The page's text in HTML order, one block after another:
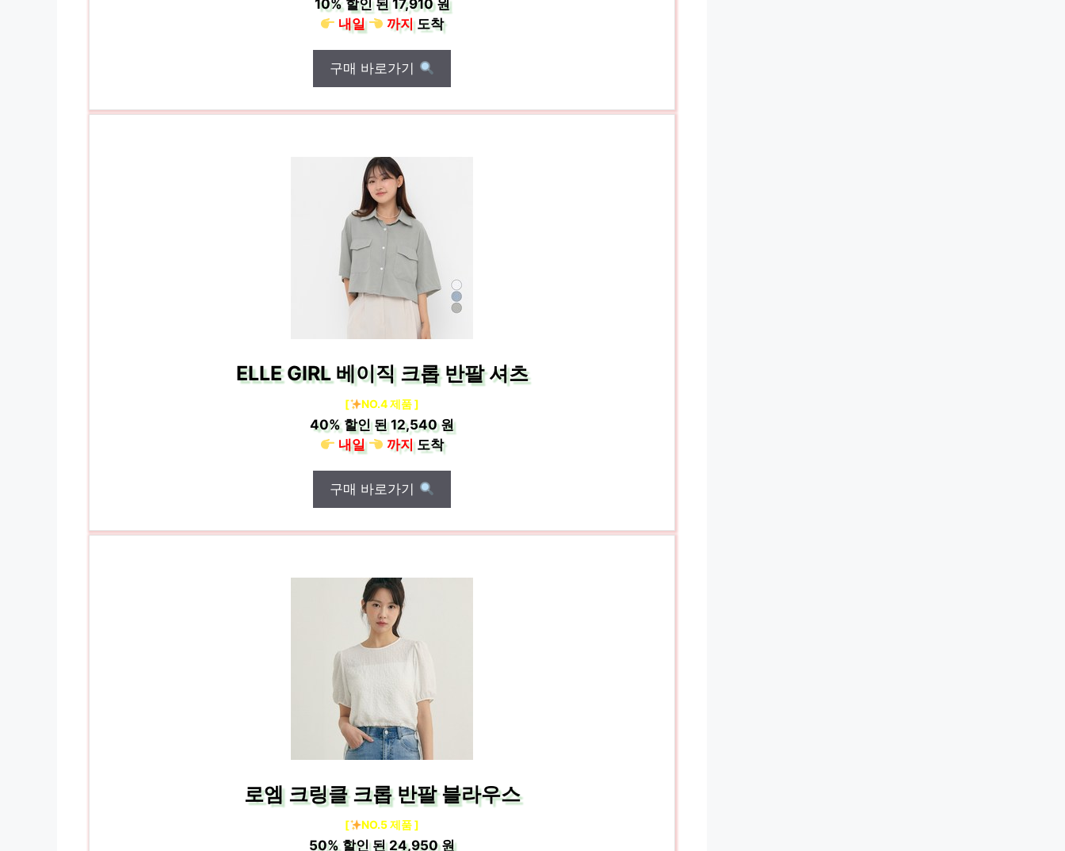
10%할인 된17,910 원
내일
까지도착
구매 바로가기
ELLE GIRL 베이직 크롭 반팔 셔츠
[ NO.4 제품 ]
40%할인 된12,540 원
내일
까지도착
구매 바로가기
로엠 크링클 크롭 반팔 블라우스
[ NO.5 제품 ]
50%할인 된24,950 원